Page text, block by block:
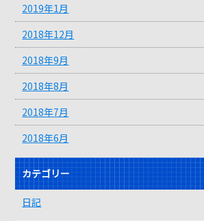
2019年1月
2018年12月
2018年9月
2018年8月
2018年7月
2018年6月
カテゴリー
日記